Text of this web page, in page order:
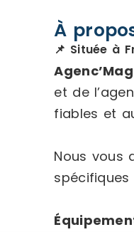
À
📌 Située à
Agenc’Mag
et de
fiables et
Nous vous
spécifiques